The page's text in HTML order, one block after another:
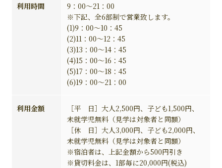
利用時間
9：00～21：00
※下記、全6部制で営業致します。
(1)9：00～10：45
(2)11：00～12：45
(3)13：00～14：45
(4)15：00～16：45
(5)17：00～18：45
(6)19：00～21：00
利用金額
［平 日］大人2,500円、子ども1,500円、
未就学児無料（見学は対象者と同額）
［休 日］大人3,000円、子ども2,000円、
未就学児無料（見学は対象者と同額）
※宿泊者は、上記金額から500円引き
※貸切料金は、1部毎に20,000円(税込)